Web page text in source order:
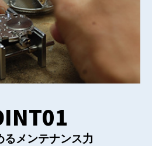
るメンテナンス力